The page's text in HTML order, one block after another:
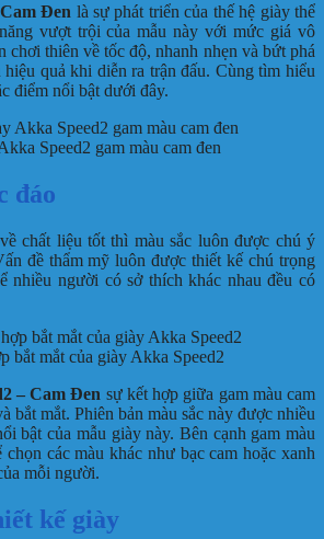
Đen là sự phát triển của thế hệ giày thể
vượt trội của mẫu này với mức giá vô
chơi thiên về tốc độ, nhanh nhẹn và bứt phá
quả khi diễn ra trận đấu. Cùng tìm hiểu
điểm nổi bật dưới đây.
Speed2 gam màu cam đen
đáo
chất liệu tốt thì màu sắc luôn được chú ý
đề thẩm mỹ luôn được thiết kế chú trọng
nhiều người có sở thích khác nhau đều có
bắt mắt của giày Akka Speed2
– Cam Đen sự kết hợp giữa gam màu cam
bắt mắt. Phiên bản màu sắc này được nhiều
bật của mẫu giày này. Bên cạnh gam màu
các màu khác như bạc cam hoặc xanh
mỗi người.
kế giày